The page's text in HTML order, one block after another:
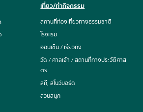
เที่ยว/ทำกิจกรรม
สถานที่ท่องเที่ยวทางธรรมชาติ
โรงแรม
ออนเซ็น / เรียวกัง
วัด / ศาลเจ้า / สถานที่ทางประวัติศาส
ตร์
สกี, สโนว์บอร์ด
สวนสนุก